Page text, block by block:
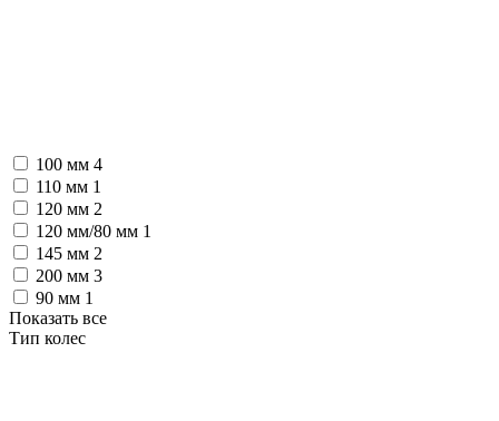
100 мм 4
110 мм 1
120 мм 2
120 мм/80 мм 1
145 мм 2
200 мм 3
90 мм 1
Показать все
Тип колес